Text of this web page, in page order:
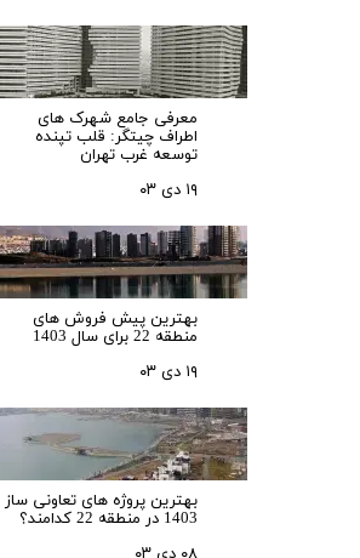
معرفی جامع شهرک‌ های
اطراف چیتگر: قلب تپنده
توسعه غرب تهران
۱۹ دی ۰۳
بهترین پیش فروش های
منطقه 22 برای سال 1403
۱۹ دی ۰۳
بهترین پروژه های تعاونی ساز
1403 در منطقه 22 کدامند؟